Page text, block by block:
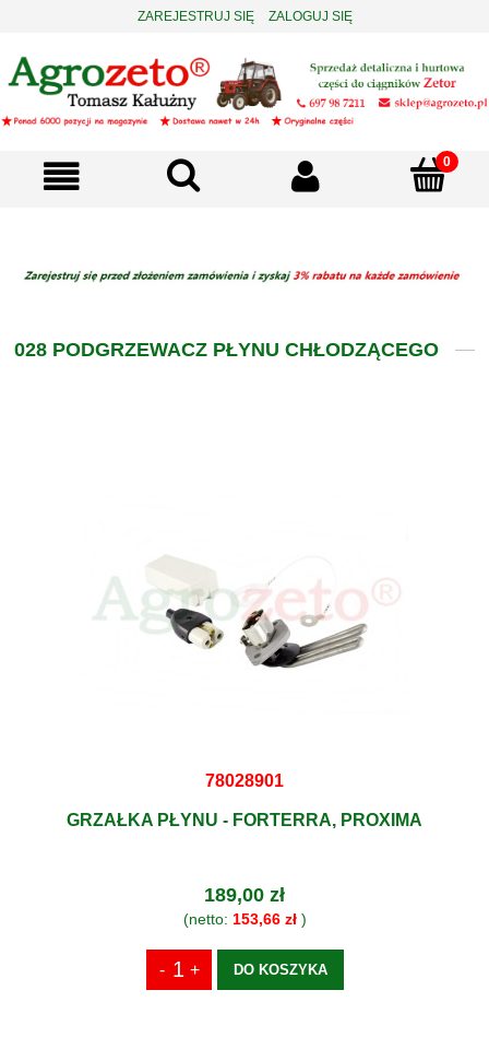
ZAREJESTRUJ SIĘ ZALOGUJ SIĘ
028 PODGRZEWACZ PŁYNU CHŁODZĄCEGO
78028901
GRZAŁKA PŁYNU - FORTERRA, PROXIMA
189,00 zł
(netto: 153,66 zł)
DO KOSZYKA